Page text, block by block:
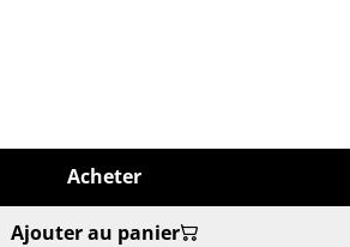
Acheter
Ajouter au panier